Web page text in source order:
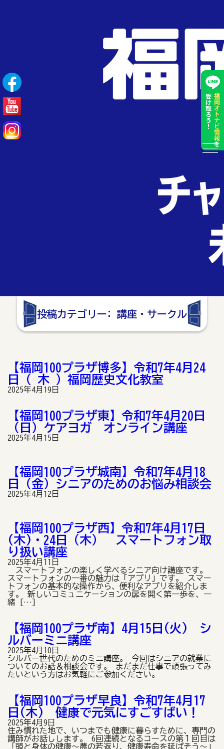
投稿カテゴリー: 講座・サークル
【福岡100プラザ博多】令和7年4月24
日（ 木 ）福岡歴史文化教室
2025年4月19日
【福岡100プラザ東】令和7年4月20日
（日）ケアヨガ オンライン講座
2025年4月15日
【福岡100プラザ城南】令和7年4月18
日（金）シニアのためのお悩み相談会
2025年4月12日
【福岡100プラザ西】令和7年4月17日
(木)・24日（木） スマートフォン取
り扱い講座
2025年4月11日
スマートフォンの楽しく学べるシニア向け講座です。
スマートフォンの一番の魅力は「アプリ」です。 スマー
トフォンの基本的な操作から、便利なアプリを紹介しま
す。 新しいコミュニケーションの扉を開く第一歩を、一
緒 […]
【福岡100プラザ南】4月15日(火) シ
ルバーミニ講座
2025年4月10日
シルバー世代のためのミニ講座。 今回はシニアの就業に
ついてのお話＆相談会です。 まだまだ仕事で頑張ってみ
たいという方はお気軽にご参加ください。
【福岡100プラザ早良】令和7年4月17
日(木) 健康で元気にすごすばい！
2025年4月9日
住み慣れた地で、いつまでも健康に暮らすために、専門の
講師がお話しします。 6回連続となるコースの第１回目は
「頭と身体の健康〜農の若返り、健康寿命を延ばそう〜」